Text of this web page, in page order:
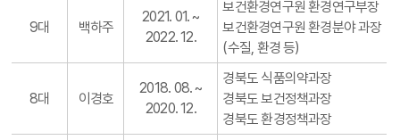
9대 백하주
2021. 01. ~
2022. 12.
보건환경연구원 환경연구부장
보건환경연구원 환경분야 과장
(수질, 환경 등)
8대 이경호
2018. 08. ~
2020. 12.
경북도 식품의약과장
경북도 보건정책과장
경북도 환경정책과장